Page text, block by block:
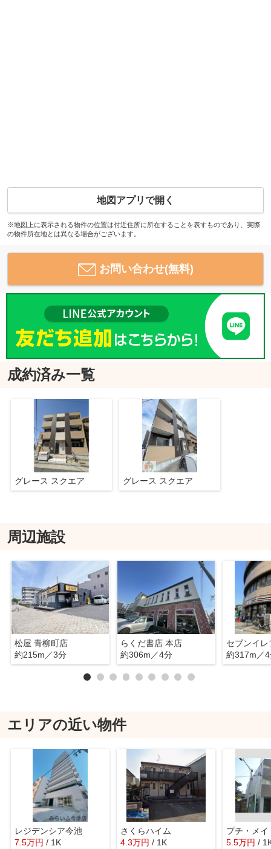
地図アプリで開く
※地図上に表示される物件の位置は付近住所に所在することを表すものであり、実際
の物件所在地とは異なる場合がございます。
お問い合わせ(無料)
成約済み一覧
グレース スクエア グレース スクエア
周辺施設
松屋 青柳町店
約215m／3分
らくだ書店 本店
約306m／4分
約317m／
エリアの近い物件
レジデンシア今池
7.5万円 / 1K
さくらハイム
4.3万円 / 1K
プチ・メイ
5.5万円 /